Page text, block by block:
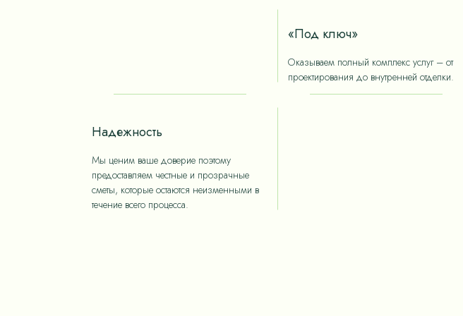
«Под ключ»
Оказываем полный комплекс услуг – от
проектирования до внутренней отделки.
Надежность
Мы ценим ваше доверие поэтому
предоставляем честные и прозрачные
сметы, которые остаются неизменными в
течение всего процесса.